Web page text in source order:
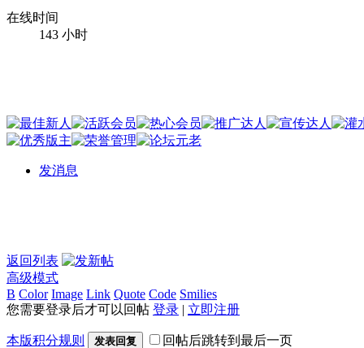
在线时间
143 小时
发消息
返回列表
高级模式
B Color Image Link Quote Code Smilies
您需要登录后才可以回帖 登录 | 立即注册
本版积分规则 发表回复 回帖后跳转到最后一页